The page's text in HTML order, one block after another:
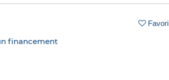
Favori
financement